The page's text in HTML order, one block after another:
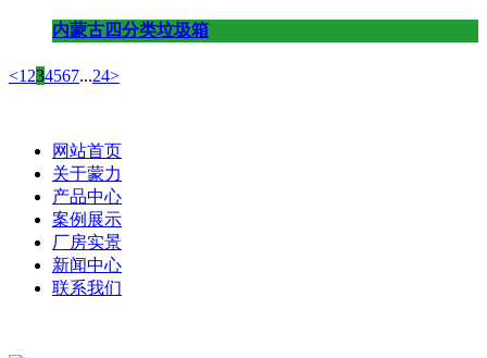
内蒙古四分类垃圾箱
<1 234567...24>
网站首页
关于蒙力
产品中心
案例展示
厂房实景
新闻中心
联系我们